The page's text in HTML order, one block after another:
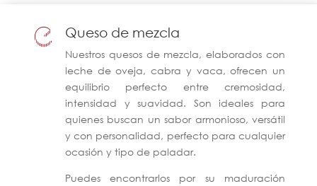
Queso de mezcla
Nuestros quesos de mezcla, elaborados con
leche de oveja, cabra y vaca, ofrecen un
equilibrio perfecto entre cremosidad,
intensidad y suavidad. Son ideales para
quienes buscan un sabor armonioso, versátil
y con personalidad, perfecto para cualquier
ocasión y tipo de paladar.
Puedes encontrarlos por su maduración